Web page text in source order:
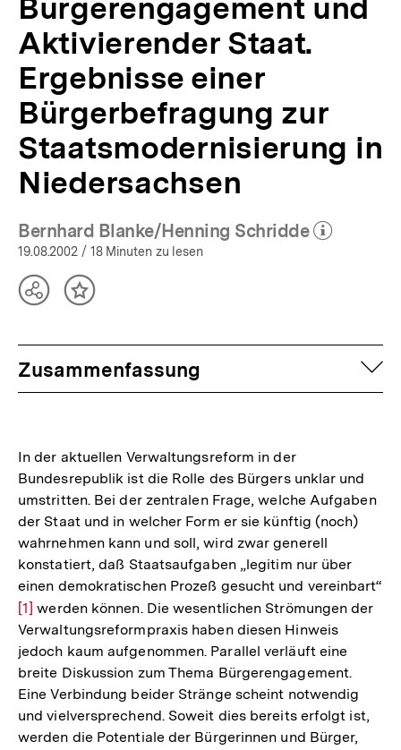
Bürgerengagement und
Aktivierender Staat.
Ergebnisse einer
Bürgerbefragung zur
Staatsmodernisierung in
Niedersachsen
Bernhard Blanke/Henning Schridde
(Mehr zum Autor)
19.08.2002 / 18 Minuten zu lesen
TeilenInhalt
Zusammenfassung
In der aktuellen Verwaltungsreform in der
Bundesrepublik ist die Rolle des Bürgers unklar und
umstritten. Bei der zentralen Frage, welche Aufgaben
der Staat und in welcher Form er sie künftig (noch)
wahrnehmen kann und soll, wird zwar generell
konstatiert, daß Staatsaufgaben „legitim nur über
einen demokratischen Prozeß gesucht und vereinbart“
Zur
Auflösung
der
Fußnote
[1] werden können. Die wesentlichen Strömungen der
Verwaltungsreformpraxis haben diesen Hinweis
jedoch kaum aufgenommen. Parallel verläuft eine
breite Diskussion zum Thema Bürgerengagement.
Eine Verbindung beider Stränge scheint notwendig
und vielversprechend. Soweit dies bereits erfolgt ist,
werden die Potentiale der Bürgerinnen und Bürger,